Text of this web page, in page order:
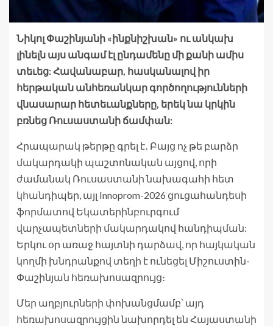
Նիկոլ Փաշինյանի «ինքնիշխան» ու անկախ
լինելն այս անգամ էլ ընդամենը մի քանի ամիս
տեւեց: Հավանաբար, հասկանալով իր
հերթական անհեռանկար գործողությունների
վնասարար հետեւանքները, երեկ նա կրկին
բռնեց Ռուսաստանի ճամփան:
Հրապարակ թերթը գրել է․ Բայց ոչ թե բարձր
մակարդակի պաշտոնական այցով, որի
ժամանակ Ռուսաստանի նախագահի հետ
կհանդիպեր, այլ Innoprom-2026 ցուցահանդեսի
ֆորմատով Եկատերինբուրգում
վարչապետների մակարդակով հանդիպման:
Երկու օր առաջ հայտնի դարձավ, որ հայկական
կողմի խնդրանքով տեղի է ունեցել Միշուստին-
Փաշինյան հեռախոսազրույց։
Մեր աղբյուրների փոխանցմամբ՝ այդ
հեռախոսազրույցին նախորդել են Հայաստանի